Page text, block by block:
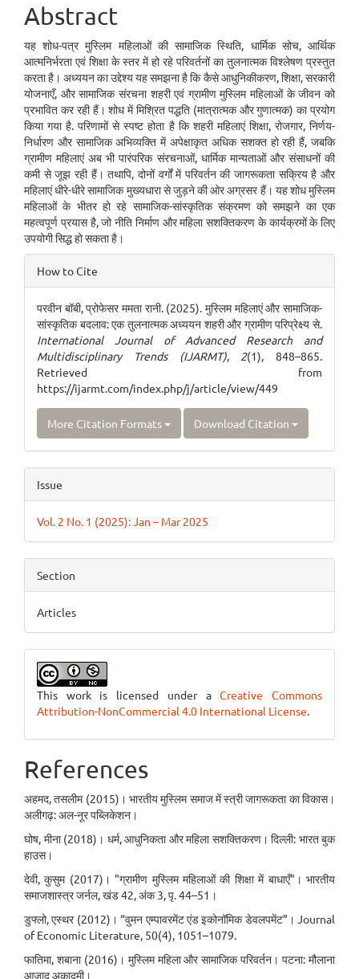
Content
Abstract
यह शोध-पत्र मुस्लिम महिलाओं की सामाजिक स्थिति, धार्मिक सोच, आर्थिक
आत्मनिर्भरता एवं शिक्षा के स्तर में हो रहे परिवर्तनों का तुलनात्मक विश्लेषण प्रस्तुत
करता है। अध्ययन का उद्देश्य यह समझना है कि कैसे आधुनिकीकरण, शिक्षा, सरकारी
योजनाएँ, और सामाजिक संरचना शहरी एवं ग्रामीण मुस्लिम महिलाओं के जीवन को
प्रभावित कर रही हैं। शोध में मिश्रित पद्धति (मात्रात्मक और गुणात्मक) का प्रयोग
किया गया है. परिणामों से स्पष्ट होता है कि शहरी महिलाएं शिक्षा, रोजगार, निर्णय-
निर्धारण और सामाजिक अभिव्यक्ति में अपेक्षाकृत अधिक सशक्त हो रही हैं, जबकि
ग्रामीण महिलाएं अब भी पारंपरिक संरचनाओं, धार्मिक मान्यताओं और संसाधनों की
कमी से जूझ रही हैं। तथापि, दोनों वर्गों में परिवर्तन की जागरूकता सक्रिय है और
महिलाएं धीरे-धीरे सामाजिक मुख्यधारा से जुड़ने की ओर अग्रसर हैं। यह शोध मुस्लिम
महिलाओं के भीतर हो रहे सामाजिक-सांस्कृतिक संक्रमण को समझने का एक
महत्वपूर्ण प्रयास है, जो नीति निर्माण और महिला सशक्तिकरण के कार्यक्रमों के लिए
उपयोगी सिद्ध हो सकता है।
Article
Details
How to Cite
परवीन बॉबी, प्रोफेसर ममता रानी. (2025). मुस्लिम महिलाएं और सामाजिक-
सांस्कृतिक बदलाव: एक तुलनात्मक अध्ययन शहरी और ग्रामीण परिप्रेक्ष्य से.
International Journal of Advanced Research and
Multidisciplinary Trends (IJARMT), 2(1), 848–865.
Retrieved from
https://ijarmt.com/index.php/j/article/view/449
More Citation Formats Download Citation
Issue
Vol. 2 No. 1 (2025): Jan – Mar 2025
Section
Articles
This work is licensed under aCreative Commons
Attribution-NonCommercial 4.0 International License.
References
अहमद, तसलीम (2015)। भारतीय मुस्लिम समाज में स्त्री जागरूकता का विकास।
अलीगढ़: अल-नूर पब्लिकेशन।
घोष, मीना (2018)। धर्म, आधुनिकता और महिला सशक्तिकरण। दिल्ली: भारत बुक
हाउस।
देवी, कुसुम (2017)। "ग्रामीण मुस्लिम महिलाओं की शिक्षा में बाधाएँ"। भारतीय
समाजशास्त्र जर्नल, खंड 42, अंक 3, पृ. 44–51।
डुफ्लो, एस्थर (2012)। “वुमन एम्पावरमेंट एंड इकोनॉमिक डेवलपमेंट”। Journal
of Economic Literature, 50(4), 1051–1079.
फातिमा, शबाना (2016)। मुस्लिम महिला और सामाजिक परिवर्तन। पटना: मौलाना
आज़ाद अकादमी।